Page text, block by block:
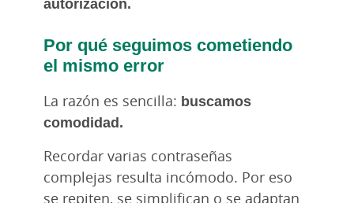
Por qué seguimos cometiendo
el mismo error
La razón es sencilla: buscamos
comodidad.
Recordar varias contraseñas
complejas resulta incómodo. Por eso
se repiten, se simplifican o se adaptan